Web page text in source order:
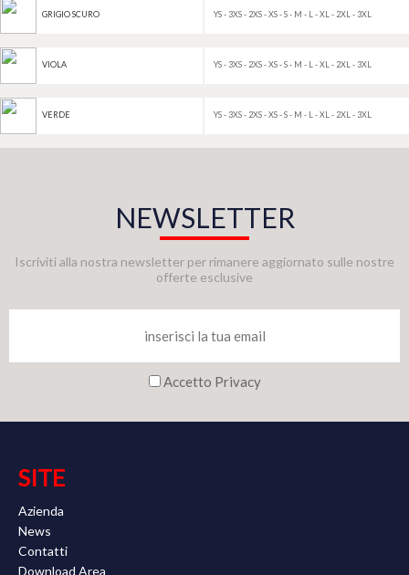
GRIGIO SCURO YS - 3XS - 2XS - XS - S - M - L - XL - 2XL - 3XL
VIOLA YS - 3XS - 2XS - XS - S - M - L - XL - 2XL - 3XL
VERDE YS - 3XS - 2XS - XS - S - M - L - XL - 2XL - 3XL
NEWSLETTER
Iscriviti alla nostra newsletter per rimanere aggiornato sulle nostre
offerte esclusive
Accetto Privacy
SITE
Azienda
News
Contatti
Download Area